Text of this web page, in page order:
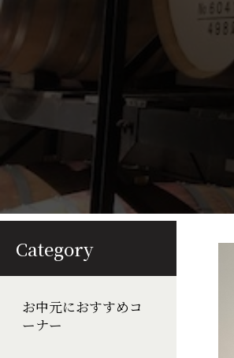
Category
お中元におすすめコ
ーナー